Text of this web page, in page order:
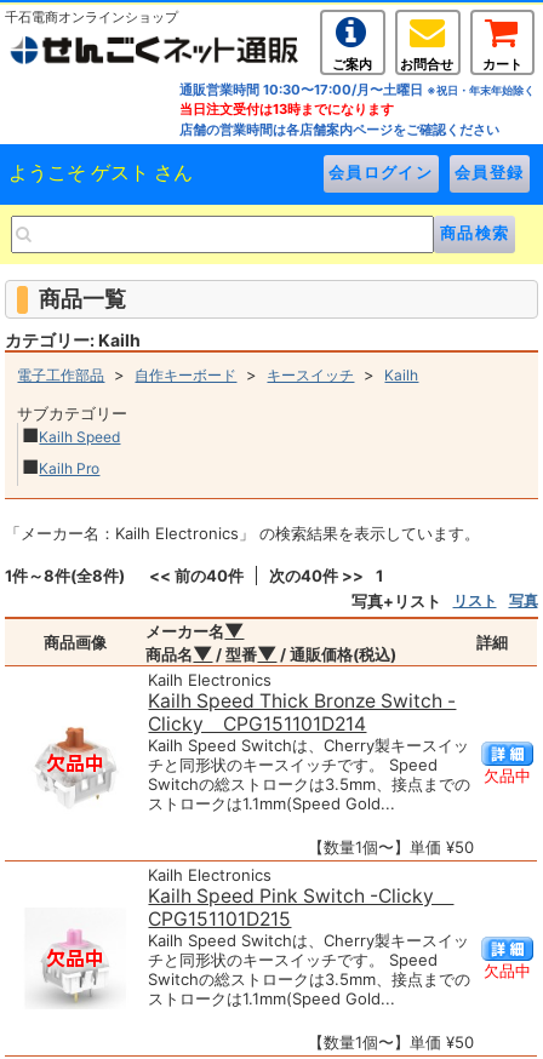
千石電商オンラインショップ
ご案内 お問合せ
カート
通販営業時間 10:30〜17:00/月〜土曜日 ※祝日・年末年始除く
当日注文受付は13時までになります
店舗の営業時間は各店舗案内ページをご確認ください
ようこそ ゲスト さん
商品一覧
カテゴリー: Kailh
電子工作部品 > 自作キーボード > キースイッチ > Kailh
サブカテゴリー
■Kailh Speed
■Kailh Pro
「メーカー名：Kailh Electronics」 の検索結果を表示しています。
1件～8件(全8件) << 前の40件 次の40件 >>
1
写真+リスト
リスト 写真
商品画像
メーカー名▼
商品名▼ / 型番▼ / 通販価格(税込)
詳細
Kailh Electronics
Kailh Speed Thick Bronze Switch -
Clicky CPG151101D214
Kailh Speed Switchは、Cherry製キースイッ
チと同形状のキースイッチです。 Speed
Switchの総ストロークは3.5mm、接点までの
ストロークは1.1mm(Speed Gold...
【数量1個〜】単価 ¥50
欠品中
Kailh Electronics
Kailh Speed Pink Switch -Clicky
CPG151101D215
Kailh Speed Switchは、Cherry製キースイッ
チと同形状のキースイッチです。 Speed
Switchの総ストロークは3.5mm、接点までの
ストロークは1.1mm(Speed Gold...
【数量1個〜】単価 ¥50
欠品中